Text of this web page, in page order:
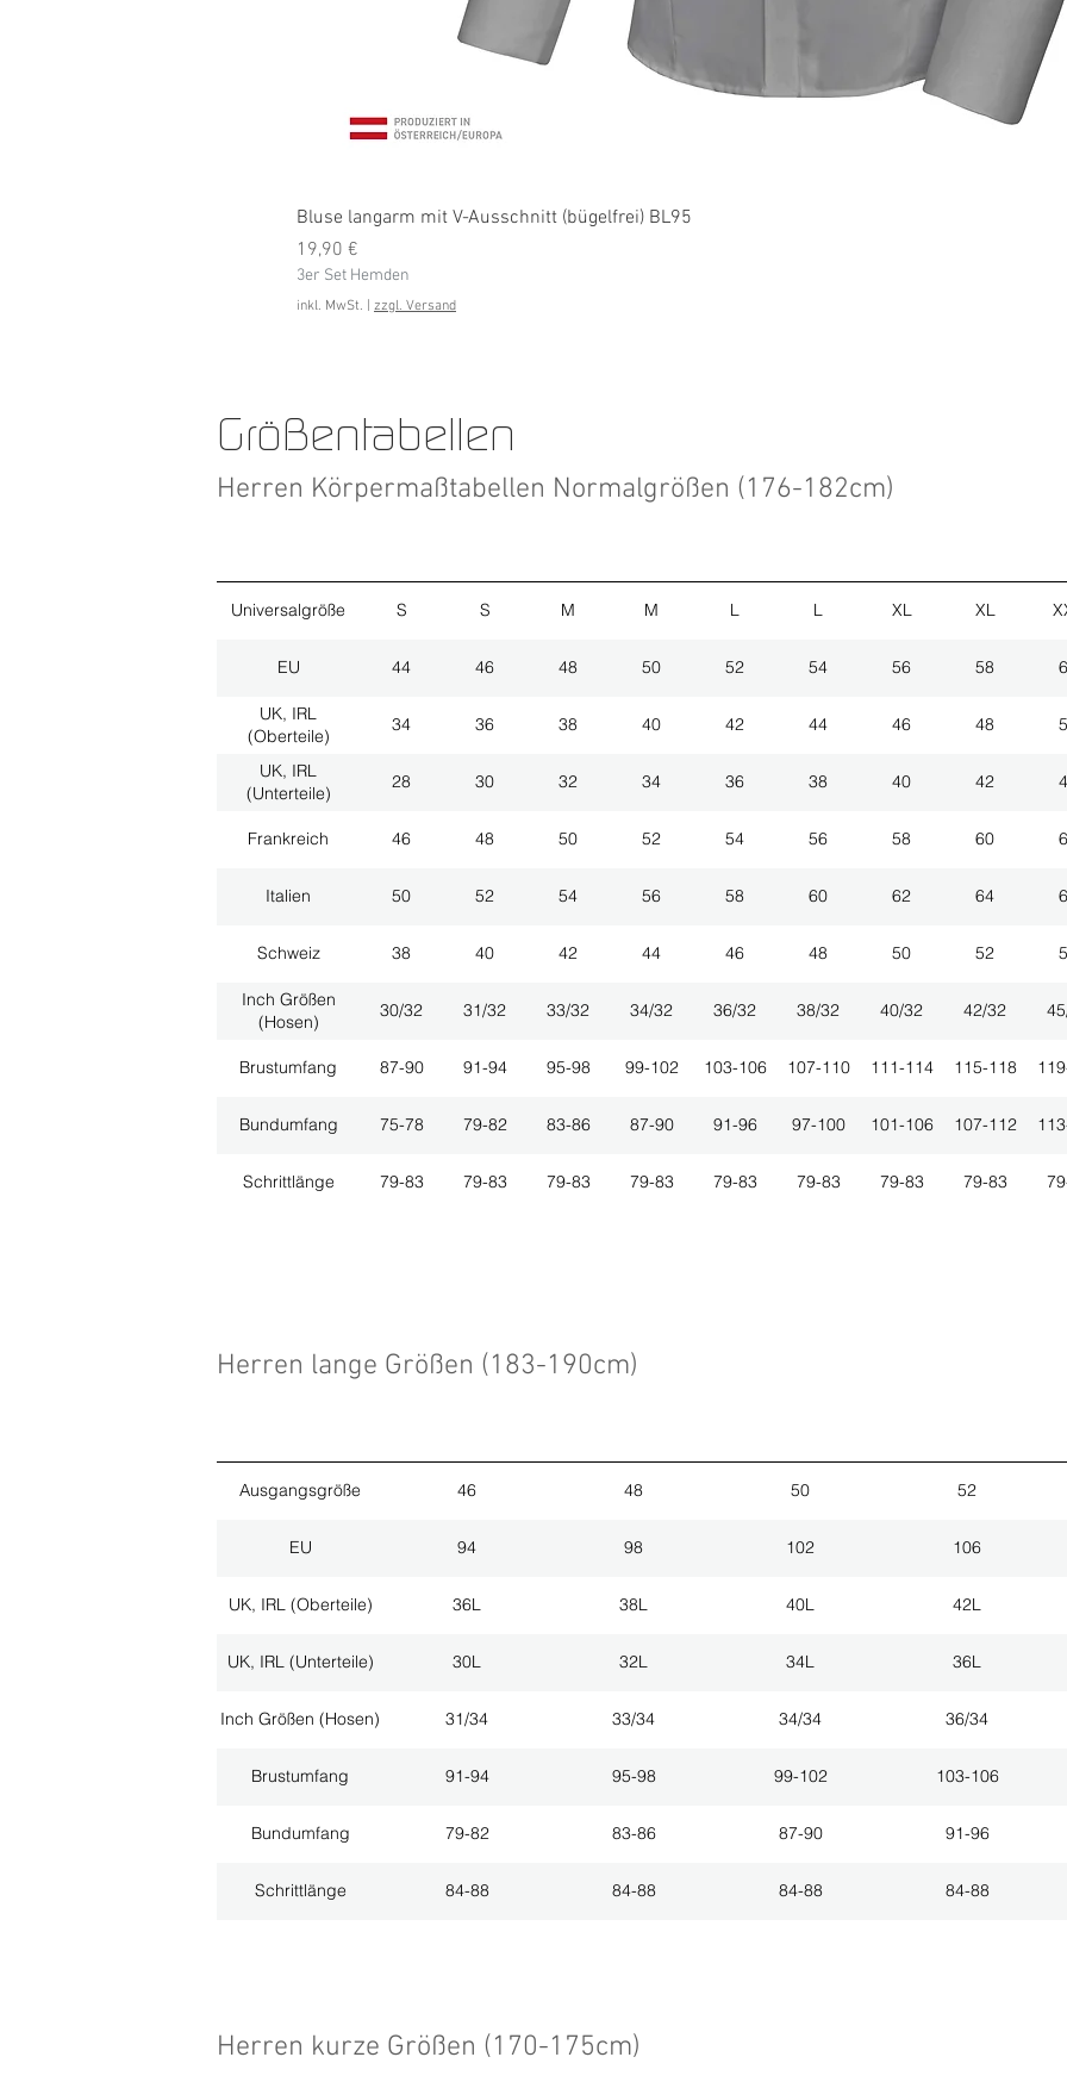
Bluse langarm mit V-Ausschnitt (bügelfrei) BL95
Preis
19,90 €
3er Set Hemden
inkl. MwSt. zzgl. Versand
Herren Körpermaßtabellen Normalgrößen (176-182cm)
Größentabellen
Universalgröße S S M M L L XL XL
EU 44 46 48 50 52 54 56 58
UK, IRL
(Oberteile)
34 36 38 40 42 44 46 48
UK, IRL
(Unterteile)
28 30 32 34 36 38 40 42
Frankreich 46 48 50 52 54 56 58 60
Italien 50 52 54 56 58 60 62 64
Schweiz 38 40 42 44 46 48 50 52
Inch Größen
(Hosen)
30/32 31/32 33/32 34/32 36/32 38/32 40/32 42/32
Brustumfang 87-90 91-94 95-98 99-102 103-106 107-110 111-114 115-118
Bundumfang 75-78 79-82 83-86 87-90 91-96 97-100 101-106 107-112
Schrittlänge 79-83 79-83 79-83 79-83 79-83 79-83 79-83 79-83
Herren lange Größen (183-190cm)
Ausgangsgröße 46 48 50 52
EU 94 98 102 106
UK, IRL (Oberteile) 36L 38L 40L 42L
UK, IRL (Unterteile) 30L 32L 34L 36L
Inch Größen (Hosen) 31/34 33/34 34/34 36/34
Brustumfang 91-94 95-98 99-102 103-106
Bundumfang 79-82 83-86 87-90 91-96
Schrittlänge 84-88 84-88 84-88 84-88
Herren kurze Größen (170-175cm)